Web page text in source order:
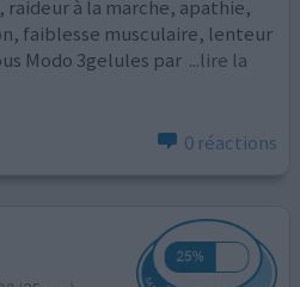
raideur à la marche, apathie,
faiblesse musculaire, lenteur
Modo 3gelules par ...lire la
0 réactions